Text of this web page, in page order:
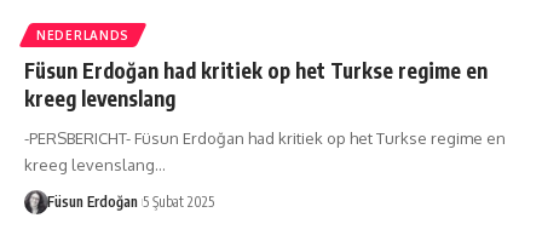
NEDERLANDS
Füsun Erdoğan had kritiek op het Turkse regime en
kreeg levenslang
-PERSBERICHT- Füsun Erdoğan had kritiek op het Turkse regime en
kreeg levenslang…
Füsun Erdoğan 5 Şubat 2025